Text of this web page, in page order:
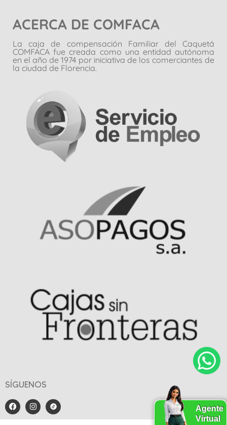
ACERCA DE COMFACA
La caja de compensación Familiar del Caquetá
COMFACA fue creada como una entidad autónoma
en el año de 1974 por iniciativa de los comerciantes de
la ciudad de Florencia.
SÍGUENOS
Agente
Virtual